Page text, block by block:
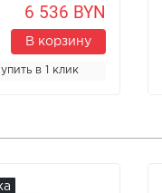
6 536 BYN
В корзину
в 1 клик